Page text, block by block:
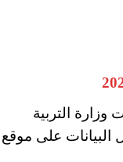
التربية
على موقع